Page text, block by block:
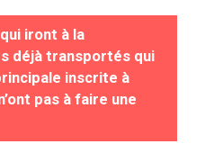
iront à la
déjà transportés qui
inscrite à
pas à faire une